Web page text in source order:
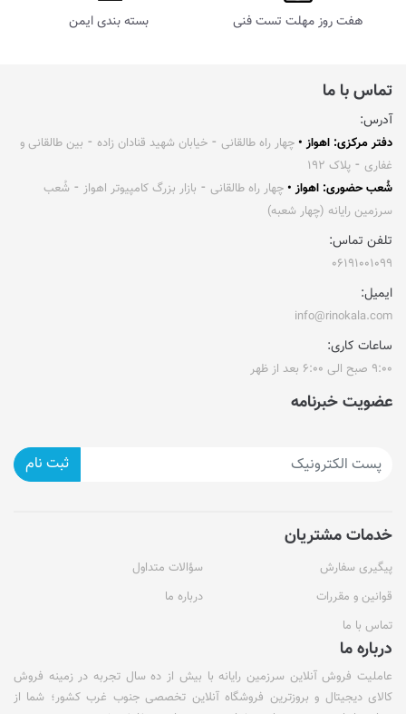
هفت روز مهلت تست فنی بسته بندی ایمن
تماس با ما
آدرس:
دفتر مرکزی: اهواز • چهار راه طالقانی ⁃ خیابان شهید قنادان زاده ⁃ بین طالقانی و
غفاری ⁃ پلاک ۱۹۲
شُعب حضوری: اهواز • چهار راه طالقانی ⁃ بازار بزرگ کامپیوتر اهواز ⁃ شُعب
سرزمین رایانه (چهار شعبه)
تلفن تماس:
۰۶۱۹۱۰۰۱۰۹۹
ایمیل:
info@rinokala.com
ساعات کاری:
۹:۰۰ صبح الی ۶:۰۰ بعد از ظهر
عضویت خبرنامه
ثبت نام
خدمات مشتریان
پیگیری سفارش
سؤالات متداول
قوانین و مقررات
درباره ما
تماس با ما
درباره ما
عاملیت فروش آنلاین سرزمین رایانه با بیش از ده سال تجربه در زمینه فروش
کالای دیجیتال و بروزترین فروشگاه آنلاین تخصصی جنوب غرب کشور؛ شما از